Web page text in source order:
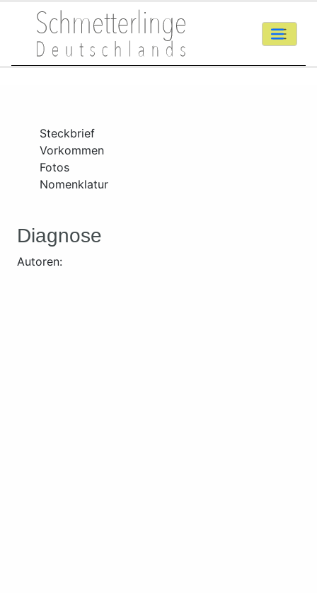
Steckbrief
Vorkommen
Fotos
Nomenklatur
Diagnose
Autoren: